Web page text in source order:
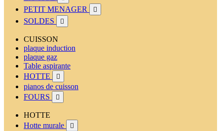
PETIT MENAGER 
SOLDES 
CUISSON
plaque induction
plaque gaz
Table aspirante
HOTTE

pianos de cuisson
FOURS

HOTTE
Hotte murale
